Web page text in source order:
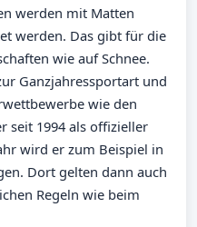
werden mit Matten
werden. Das gibt für die
wie auf Schnee.
Ganzjahressportart und
wie den
seit 1994 als offizieller
wird er zum Beispiel in
Dort gelten dann auch
Regeln wie beim